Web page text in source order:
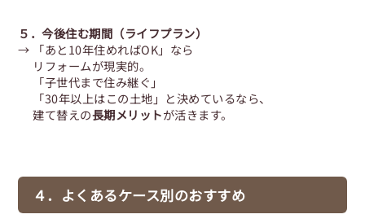
５．今後住む期間（ライフプラン）
→ 「あと10年住めればOK」なら
リフォームが現実的。
「子世代まで住み継ぐ」
「30年以上はこの土地」と決めているなら、
建て替えの長期メリットが活きます。
４．よくあるケース別のおすすめ